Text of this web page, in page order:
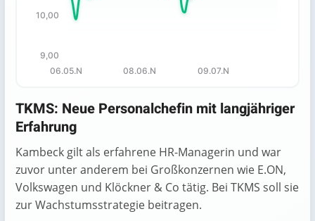
06.05.N 08.06.N 09.07.N
9,00
10,00
TKMS: Neue Personalchefin mit langjähriger
Erfahrung
Kambeck gilt als erfahrene HR-Managerin und war
zuvor unter anderem bei Großkonzernen wie E.ON,
Volkswagen und Klöckner & Co tätig. Bei TKMS soll sie
zur Wachstumsstrategie beitragen.